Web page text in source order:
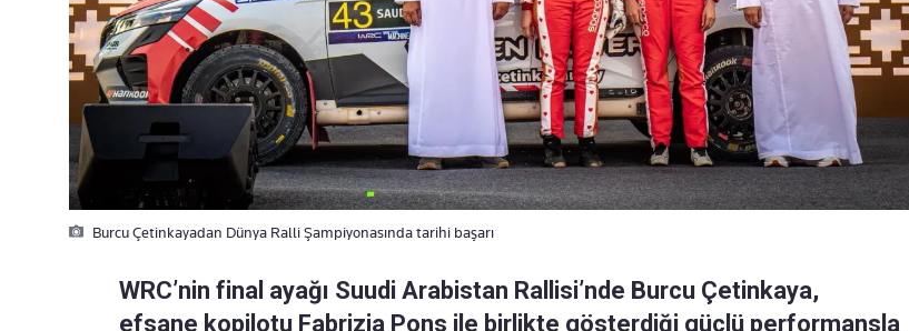
Burcu Çetinkayadan Dünya Ralli Şampiyonasında tarihi başarı
WRC’nin final ayağı Suudi Arabistan Rallisi’nde Burcu Çetinkaya,
efsane kopilotu Fabrizia Pons ile birlikte gösterdiği güçlü performansla